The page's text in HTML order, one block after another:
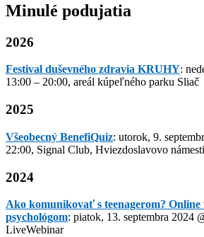
Minulé podujatia
2026
Festival duševného zdravia KRUHY:
13:00 – 20:00, areál kúpeľného parku Sliač
2025
Všeobecný BenefiQuiz: utorok, 9.
22:00, Signal Club, Hviezdoslavovo
2024
Ako komunikovať s teenagerom? Online
psychológom: piatok, 13. septembra 2024
LiveWebinar